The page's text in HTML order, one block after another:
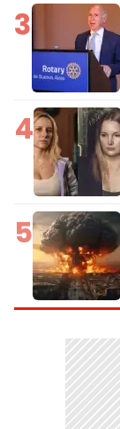
3
4
5